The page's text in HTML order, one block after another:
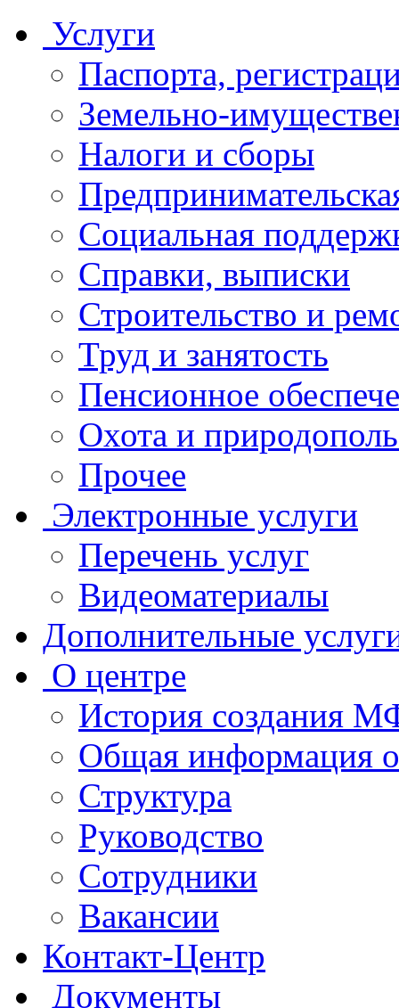
Услуги
Паспорта,
Земельно-
Налоги и сборы
Социальная
Справки, выписки
Строительство и
Труд и занятость
Пенсионное
Охота и
Прочее
Электронные услуги
Перечень услуг
Видеоматериалы
Дополнительные
О центре
История создания
Общая
Структура
Руководство
Сотрудники
Вакансии
Контакт-Центр
Документы